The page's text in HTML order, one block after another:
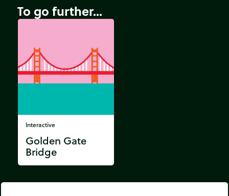
To go further...
Interactive
Golden Gate
Bridge